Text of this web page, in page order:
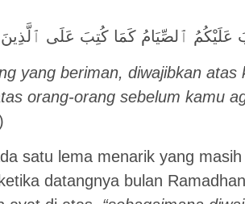
عَلَيْكُمُ ٱلصِّيَامُ كَمَا كُتِبَ عَلَى
yang beriman, diwajibkan atas
orang-orang sebelum kamu
satu lema menarik yang
datangnya bulan